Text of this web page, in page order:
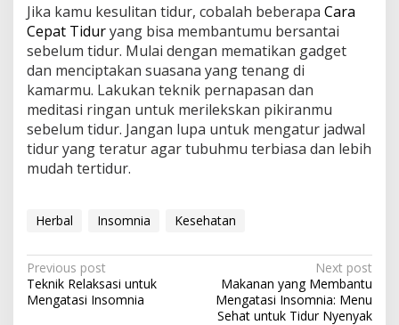
Jika kamu kesulitan tidur, cobalah beberapa Cara
Cepat Tiduryang bisa membantumu bersantai
sebelum tidur. Mulai dengan mematikan gadget
dan menciptakan suasana yang tenang di
kamarmu. Lakukan teknik pernapasan dan
meditasi ringan untuk merilekskan pikiranmu
sebelum tidur. Jangan lupa untuk mengatur jadwal
tidur yang teratur agar tubuhmu terbiasa dan lebih
mudah tertidur.
Herbal Insomnia Kesehatan
P
o
Previous post
Teknik Relaksasi untuk
Mengatasi Insomnia
Next post
Makanan yang Membantu
Mengatasi Insomnia: Menu
Sehat untuk Tidur Nyenyak